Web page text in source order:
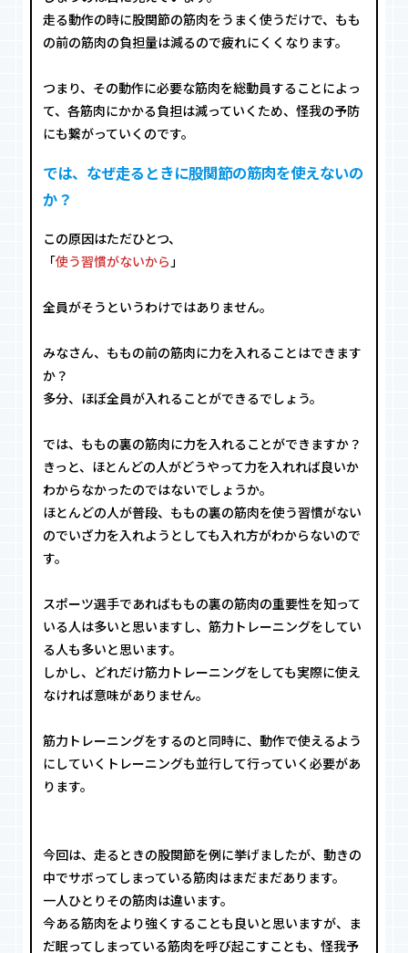
走る動作の時に股関節の筋肉をうまく使うだけで、もも
の前の筋肉の負担量は減るので疲れにくくなります。
つまり、その動作に必要な筋肉を総動員することによっ
て、各筋肉にかかる負担は減っていくため、怪我の予防
にも繋がっていくのです。
では、なぜ走るときに股関節の筋肉を使えないの
か？
この原因はただひとつ、
「使う習慣がないから」
全員がそうというわけではありません。
みなさん、ももの前の筋肉に力を入れることはできます
か？
多分、ほぼ全員が入れることができるでしょう。
では、ももの裏の筋肉に力を入れることができますか？
きっと、ほとんどの人がどうやって力を入れれば良いか
わからなかったのではないでしょうか。
ほとんどの人が普段、ももの裏の筋肉を使う習慣がない
のでいざ力を入れようとしても入れ方がわからないので
す。
スポーツ選手であればももの裏の筋肉の重要性を知って
いる人は多いと思いますし、筋力トレーニングをしてい
る人も多いと思います。
しかし、どれだけ筋力トレーニングをしても実際に使え
なければ意味がありません。
筋力トレーニングをするのと同時に、動作で使えるよう
にしていくトレーニングも並行して行っていく必要があ
ります。
今回は、走るときの股関節を例に挙げましたが、動きの
中でサボってしまっている筋肉はまだまだあります。
一人ひとりその筋肉は違います。
今ある筋肉をより強くすることも良いと思いますが、ま
だ眠ってしまっている筋肉を呼び起こすことも、怪我予